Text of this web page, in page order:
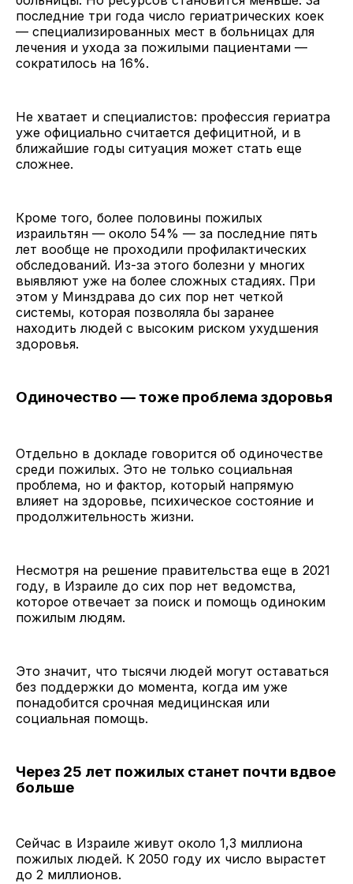
последние три года число гериатрических коек
— специализированных мест в больницах для
лечения и ухода за пожилыми пациентами —
сократилось на 16%.
Не хватает и специалистов: профессия гериатра
уже официально считается дефицитной, и в
ближайшие годы ситуация может стать еще
сложнее.
Кроме того, более половины пожилых
израильтян — около 54% — за последние пять
лет вообще не проходили профилактических
обследований. Из-за этого болезни у многих
выявляют уже на более сложных стадиях. При
этом у Минздрава до сих пор нет четкой
системы, которая позволяла бы заранее
находить людей с высоким риском ухудшения
здоровья.
Одиночество — тоже проблема здоровья
Отдельно в докладе говорится об одиночестве
среди пожилых. Это не только социальная
проблема, но и фактор, который напрямую
влияет на здоровье, психическое состояние и
продолжительность жизни.
Несмотря на решение правительства еще в 2021
году, в Израиле до сих пор нет ведомства,
которое отвечает за поиск и помощь одиноким
пожилым людям.
Это значит, что тысячи людей могут оставаться
без поддержки до момента, когда им уже
понадобится срочная медицинская или
социальная помощь.
Через 25 лет пожилых станет почти вдвое
больше
Сейчас в Израиле живут около 1,3 миллиона
пожилых людей. К 2050 году их число вырастет
до 2 миллионов.